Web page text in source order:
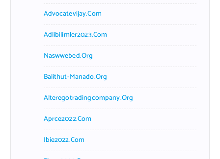
Advocatevijay.com
Adlibilimler2023.com
Naswwebed.org
Balithut-Manado.org
Alteregotradingcompany.org
Aprce2022.com
Ibie2022.com